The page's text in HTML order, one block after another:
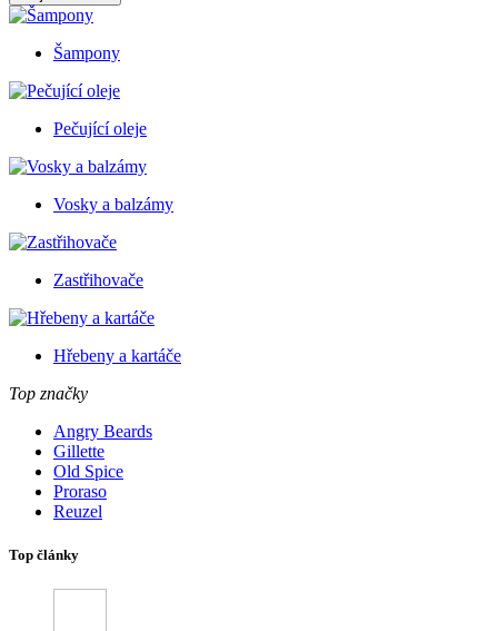
Šampony
Pečující oleje
Vosky a balzámy
Zastřihovače
Hřebeny a kartáče
Top značky
Angry Beards
Gillette
Old Spice
Proraso
Reuzel
Top články